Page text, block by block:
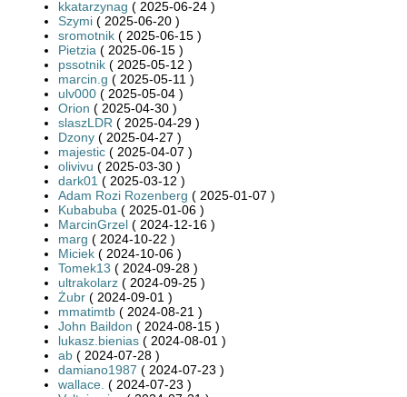
kkatarzynag ( 2025-06-24 )
Szymi ( 2025-06-20 )
sromotnik ( 2025-06-15 )
Pietzia ( 2025-06-15 )
pssotnik ( 2025-05-12 )
marcin.g ( 2025-05-11 )
ulv000 ( 2025-05-04 )
Orion ( 2025-04-30 )
slaszLDR ( 2025-04-29 )
Dzony ( 2025-04-27 )
majestic ( 2025-04-07 )
olivivu ( 2025-03-30 )
dark01 ( 2025-03-12 )
Adam Rozi Rozenberg ( 2025-01-07 )
Kubabuba ( 2025-01-06 )
MarcinGrzel ( 2024-12-16 )
marg ( 2024-10-22 )
Miciek ( 2024-10-06 )
Tomek13 ( 2024-09-28 )
ultrakolarz ( 2024-09-25 )
Żubr ( 2024-09-01 )
mmatimtb ( 2024-08-21 )
John Baildon ( 2024-08-15 )
lukasz.bienias ( 2024-08-01 )
ab ( 2024-07-28 )
damiano1987 ( 2024-07-23 )
wallace. ( 2024-07-23 )